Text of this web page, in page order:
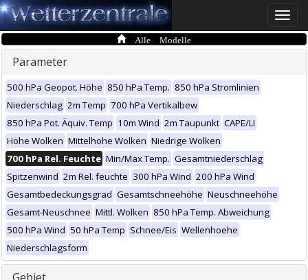
Toggle
Alle Modelle
Parameter
500 hPa Geopot. Höhe 850 hPa Temp. 850 hPa Stromlinien
Niederschlag 2m Temp 700 hPa Vertikalbew
850 hPa Pot. Äquiv. Temp 10m Wind 2m Taupunkt CAPE/LI
Hohe Wolken Mittelhohe Wolken Niedrige Wolken
700 hPa Rel. Feuchte Min/Max Temp. Gesamtniederschlag
Spitzenwind 2m Rel. feuchte 300 hPa Wind 200 hPa Wind
Gesamtbedeckungsgrad Gesamtschneehöhe Neuschneehöhe
Gesamt-Neuschnee Mittl. Wolken 850 hPa Temp. Abweichung
500 hPa Wind 50 hPa Temp Schnee/Eis Wellenhoehe
Niederschlagsform